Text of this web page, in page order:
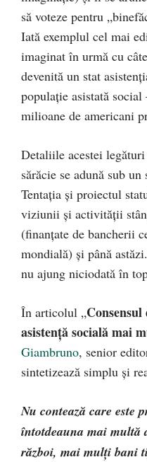
să voteze pentru
Iată exemplul cel mai
imaginat în urmă cu
devenită un stat
populaţie asistată
milioane de americani
Detaliile acestei
sărăcie se adună sub
Tentaţia şi proiectul
viziunii şi activităţii
(finanţate de bancherii
mondială) şi până
nu ajung niciodată în
În articolul „
asistenţă socială mai
Giambruno, senior
sintetizează simplu şi
Nu contează care este
întotdeauna mai multă
război, mai mulţi bani